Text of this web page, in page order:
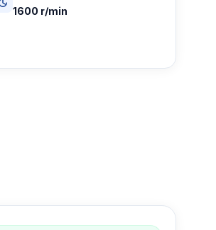
1600 r/min